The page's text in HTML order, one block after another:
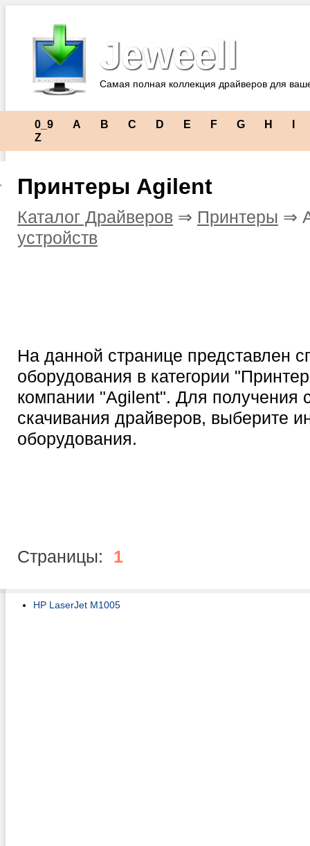
Jeweell
Самая полная коллекция драйверов для
0_9 A B C D E F G H
Z
Принтеры Agilent
Каталог Драйверов ⇒ Принтеры ⇒
устройств
На данной странице представлен
оборудования в категории
компании "Agilent". Для получения
скачивания драйверов, выберите
оборудования.
Страницы: 1
HP LaserJet M1005